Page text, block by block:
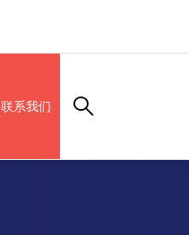
联系我们